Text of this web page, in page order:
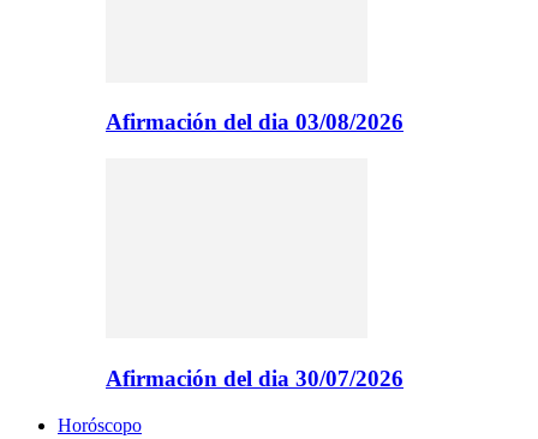
Afirmación del dia 03/08/2026
Afirmación del dia 30/07/2026
Horóscopo